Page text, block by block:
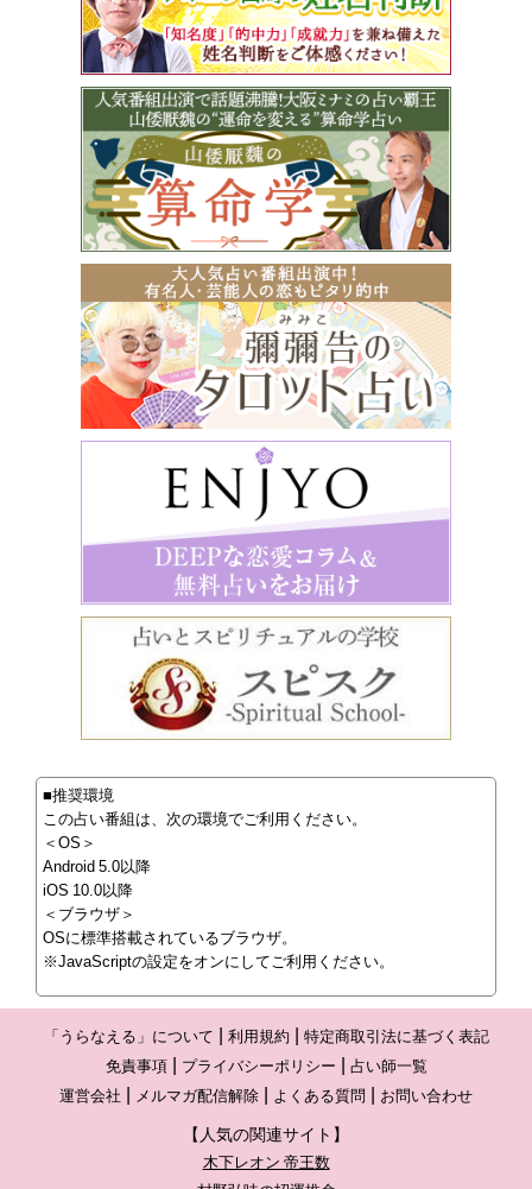
■推奨環境
この占い番組は、次の環境でご利用ください。
＜OS＞
Android 5.0以降
iOS 10.0以降
＜ブラウザ＞
OSに標準搭載されているブラウザ。
※JavaScriptの設定をオンにしてご利用ください。
「うらなえる」について 利用規約
特定商取引法に基づく表記
免責事項
プライバシーポリシー
占い師一覧
運営会社
メルマガ配信解除 よくある質問 お問い合わせ
【人気の関連サイト】
木下レオン 帝王数